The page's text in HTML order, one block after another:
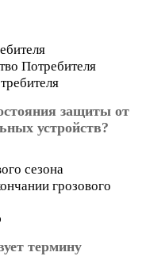
Потребителя
защиты от
устройств?
сезона
грозового
термину